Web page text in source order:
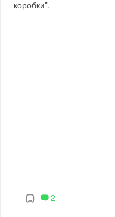
коробки”.
2